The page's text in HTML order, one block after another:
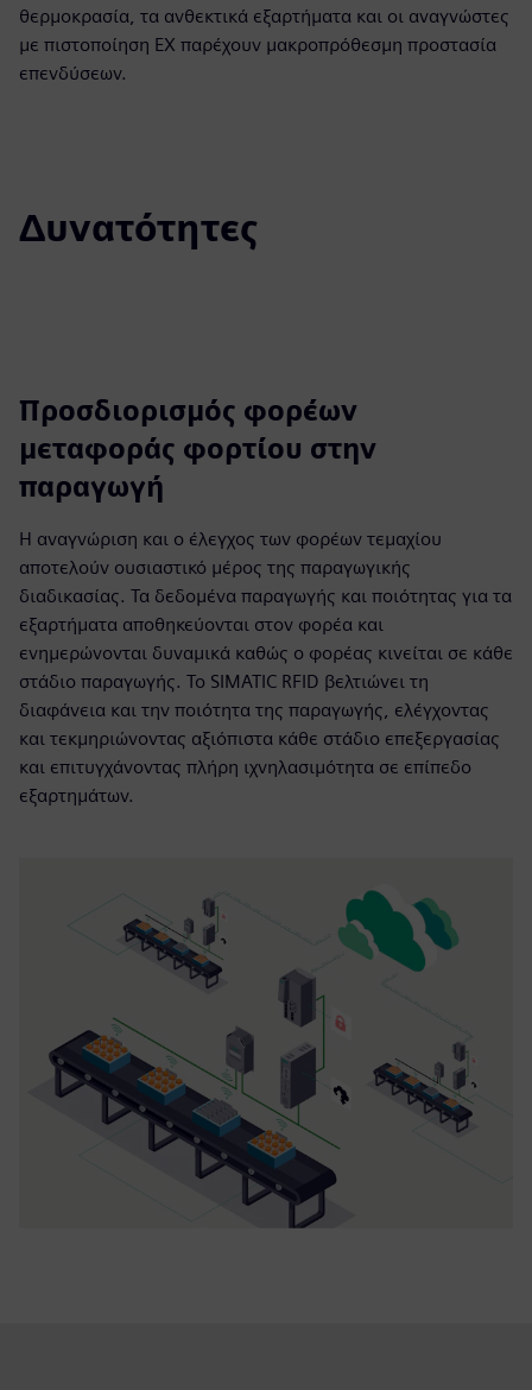
θερμοκρασία, τα ανθεκτικά εξαρτήματα και οι αναγνώστες
με πιστοποίηση EX παρέχουν μακροπρόθεσμη προστασία
επενδύσεων.
Δυνατότητες
Προσδιορισμός φορέων
μεταφοράς φορτίου στην
παραγωγή
Η αναγνώριση και ο έλεγχος των φορέων τεμαχίου
αποτελούν ουσιαστικό μέρος της παραγωγικής
διαδικασίας. Τα δεδομένα παραγωγής και ποιότητας για τα
εξαρτήματα αποθηκεύονται στον φορέα και
ενημερώνονται δυναμικά καθώς ο φορέας κινείται σε κάθε
στάδιο παραγωγής. Το SIMATIC RFID βελτιώνει τη
διαφάνεια και την ποιότητα της παραγωγής, ελέγχοντας
και τεκμηριώνοντας αξιόπιστα κάθε στάδιο επεξεργασίας
και επιτυγχάνοντας πλήρη ιχνηλασιμότητα σε επίπεδο
εξαρτημάτων.